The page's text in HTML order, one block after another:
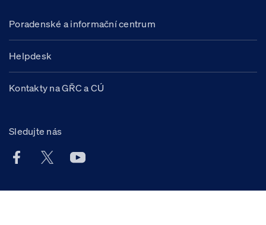
Poradenské a informační centrum
Helpdesk
Kontakty na GŘC a CÚ
Sledujte nás
Facebook účet Celní správy ČR
X účet Celní správy ČR
Youtube účet Celní správy ČR